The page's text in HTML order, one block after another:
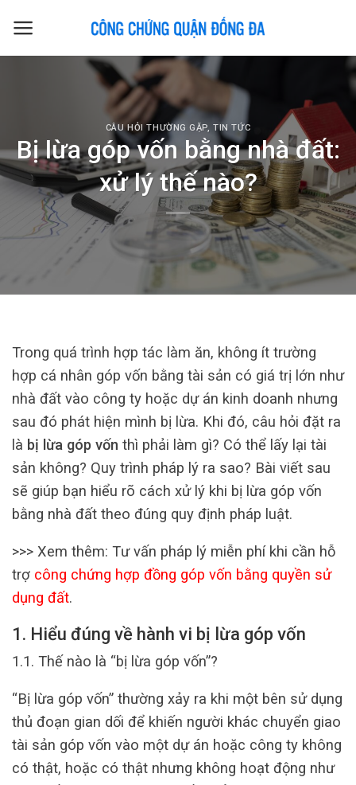
CÂU HỎI THƯỜNG GẶP,TIN TỨC
Bị lừa góp vốn bằng nhà đất:
xử lý thế nào?
Trong quá trình hợp tác làm ăn, không ít trường
hợp cá nhân góp vốn bằng tài sản có giá trị lớn như
nhà đất vào công ty hoặc dự án kinh doanh nhưng
sau đó phát hiện mình bị lừa. Khi đó, câu hỏi đặt ra
là bị lừa góp vốn thì phải làm gì? Có thể lấy lại tài
sản không? Quy trình pháp lý ra sao? Bài viết sau
sẽ giúp bạn hiểu rõ cách xử lý khi bị lừa góp vốn
bằng nhà đất theo đúng quy định pháp luật.
>>> Xem thêm: Tư vấn pháp lý miễn phí khi cần hỗ
trợ công chứng hợp đồng góp vốn bằng quyền sử
dụng đất.
1. Hiểu đúng về hành vi bị lừa góp vốn
1.1. Thế nào là “bị lừa góp vốn”?
“Bị lừa góp vốn” thường xảy ra khi một bên sử dụng
thủ đoạn gian dối để khiến người khác chuyển giao
tài sản góp vốn vào một dự án hoặc công ty không
có thật, hoặc có thật nhưng không hoạt động như